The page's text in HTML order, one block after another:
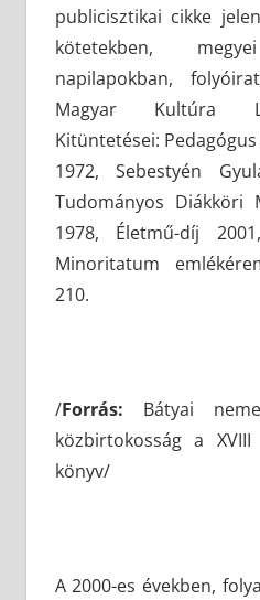
publicisztikai cikke
kötetekben,
napilapokban,
Magyar Kultúra
Kitüntetései:
1972, Sebestyén
Tudományos Diákköri
1978, Életmű-díj
Minoritatum
210.
/Forrás: Bátyai
közbirtokosság a
könyv/
A 2000-es években,